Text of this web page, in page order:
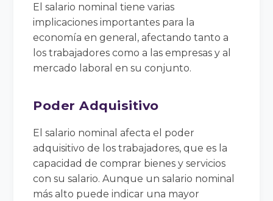
El salario nominal tiene varias
implicaciones importantes para la
economía en general, afectando tanto a
los trabajadores como a las empresas y al
mercado laboral en su conjunto.
Poder Adquisitivo
El salario nominal afecta el poder
adquisitivo de los trabajadores, que es la
capacidad de comprar bienes y servicios
con su salario. Aunque un salario nominal
más alto puede indicar una mayor